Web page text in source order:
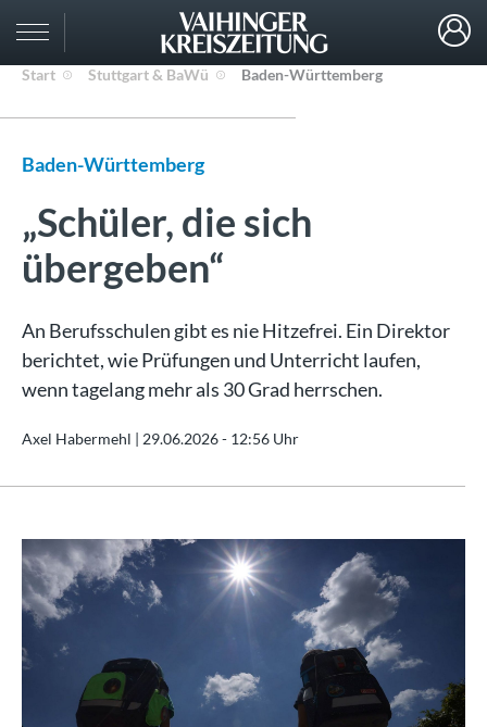
Start Stuttgart & BaWü Baden-Württemberg
Baden-Württemberg
„Schüler, die sich
übergeben“
An Berufsschulen gibt es nie Hitzefrei. Ein Direktor
berichtet, wie Prüfungen und Unterricht laufen,
wenn tagelang mehr als 30 Grad herrschen.
Axel Habermehl | 29.06.2026 - 12:56 Uhr